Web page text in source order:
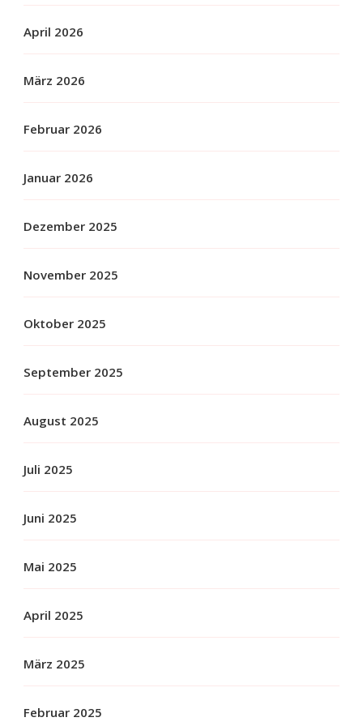
April 2026
März 2026
Februar 2026
Januar 2026
Dezember 2025
November 2025
Oktober 2025
September 2025
August 2025
Juli 2025
Juni 2025
Mai 2025
April 2025
März 2025
Februar 2025